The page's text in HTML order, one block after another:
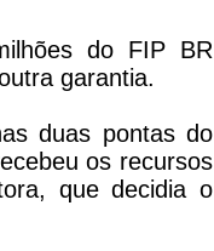
do FIP BR
garantia.
duas pontas do
os recursos
que decidia o